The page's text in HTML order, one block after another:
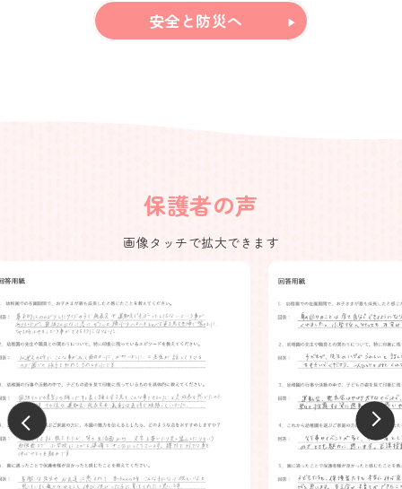
安全と防災へ
保護者の声
画像タッチで拡大できます